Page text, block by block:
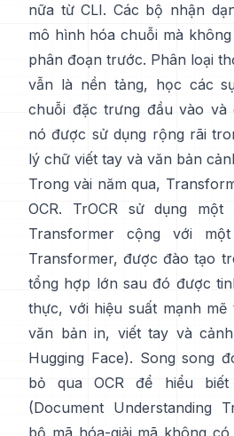
nữa từ CLI. Các bộ nhận
mô hình hóa chuỗi mà
phân đoạn trước. Phân loại
vẫn là nền tảng, học các
chuỗi đặc trưng đầu vào và
nó được sử dụng rộng rãi
lý chữ viết tay và văn bản
Trong vài năm qua,
OCR.
TrOCR
sử dụng một
Transformer cộng với
Transformer, được đào tạo
tổng hợp lớn sau đó được
thực, với hiệu suất mạnh
văn bản in, viết tay và
Hugging Face). Song song
bỏ qua OCR để hiểu biết
(Document Understanding
bộ mã hóa-giải mã không